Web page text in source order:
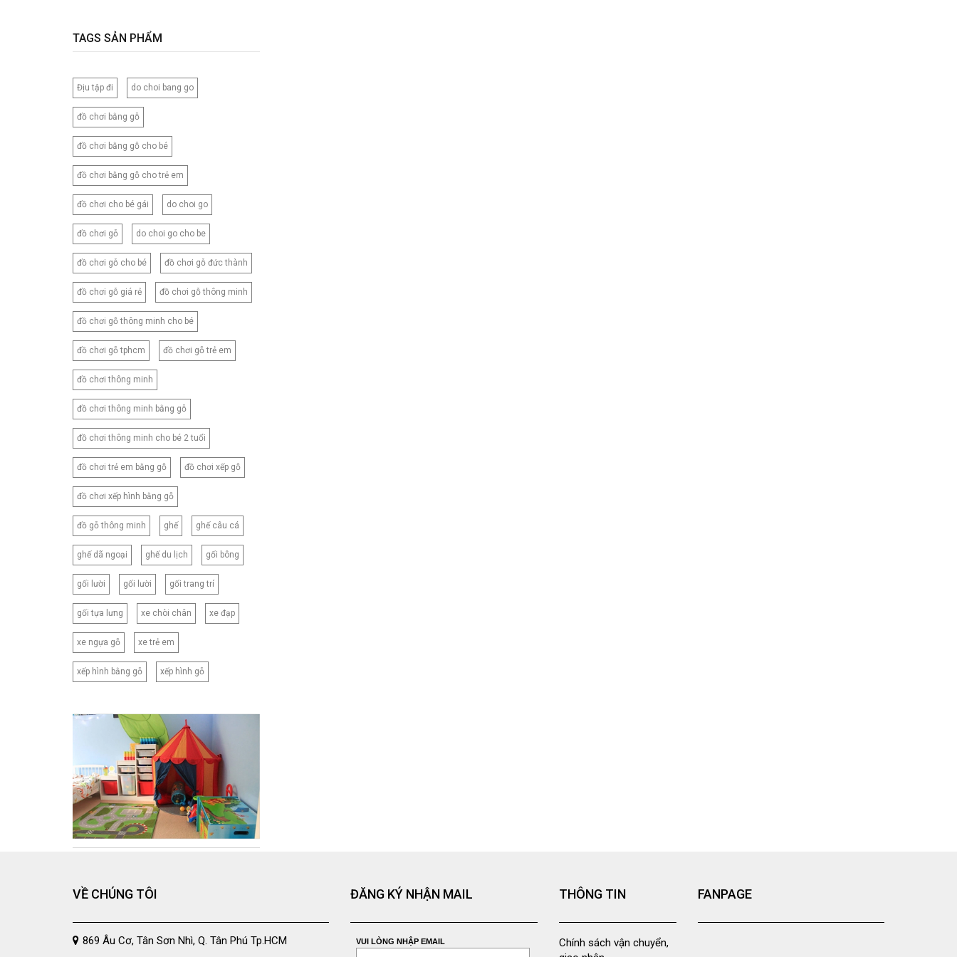
120X150CM
120X200CM
130X160CM
130X180CM
135X200CM
140X200CM
150X200CM
150X210CM
160X200CM
160X210CM
165CM
173X218CM
180X200CM
180X220CM
180X230CM
180X260CM
200X210CM
200X220CM
200X230CM
210X230CM
210X240CM
210X250CM
220X240CM
230X245CM
230X250CM
CNB2
CNB3
CNB4
TAGS SẢN PHẨM
Địu tập đi do choi bang go
đồ chơi bằng gỗ
đồ chơi bằng gỗ cho bé
đồ chơi bằng gỗ cho trẻ em
đồ chơi cho bé gái do choi go
đồ chơi gỗ do choi go cho be
đồ chơi gỗ cho bé đồ chơi gỗ đức thành
đồ chơi gỗ giá rẻ đồ chơi gỗ thông minh
đồ chơi gỗ thông minh cho bé
đồ chơi gỗ tphcm đồ chơi gỗ trẻ em
đồ chơi thông minh
đồ chơi thông minh bằng gỗ
đồ chơi thông minh cho bé 2 tuổi
đồ chơi trẻ em bằng gỗ đồ chơi xếp gỗ
đồ chơi xếp hình bằng gỗ
đồ gỗ thông minh ghế ghế câu cá
ghế dã ngoại ghế du lịch gối bông
gối lười gối lười gối trang trí
gối tựa lưng xe chòi chân xe đạp
xe ngựa gỗ xe trẻ em
xếp hình bằng gỗ xếp hình gỗ
VỀ CHÚNG TÔI
869 Âu Cơ, Tân Sơn Nhì, Q. Tân Phú Tp.HCM
ĐĂNG KÝ NHẬN MAIL
VUI LÒNG NHẬP EMAIL
THÔNG TIN
Chính sách vận chuyển,
FANPAGE